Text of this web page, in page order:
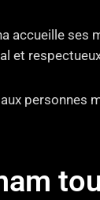
accueille ses
et
personnes